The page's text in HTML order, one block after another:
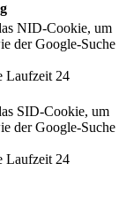
NID-Cookie, um
der Google-Suche
Laufzeit 24
SID-Cookie, um
der Google-Suche
Laufzeit 24